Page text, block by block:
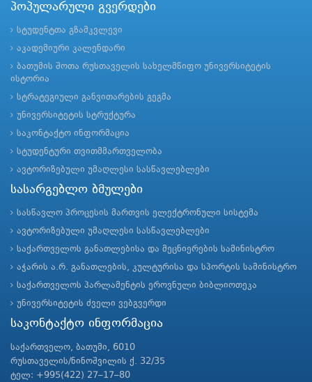
პოპულარული გვერდები
სტუდენტთა გზამკვლევი
აკადემიური კალენდარი
ბათუმის შოთა რუსთაველის სახელმწიფო უნივერსიტეტის
ისტორია
სტრატეგიული განვითარების გეგმა
უნივერსიტეტის სტრუქტურა
საკონტაქტო ინფორმაცია
სტუდენტური თვითმმართველობა
ავტორიზებული უმაღლესი სასწავლებლები
სასარგებლო ბმულები
სასწავლო პროცესის მართვის ელექტრონული სისტემა
ავტორიზებული უმაღლესი სასწავლებლები
საქართველოს განათლებისა და მეცნიერების სამინისტრო
აჭარის ა.რ. განათლების, კულტურისა და სპორტის სამინისტრო
საქართველოს პარლამენტის ეროვნული ბიბლიოთეკა
უნივერსიტეტის ძველი ვებგვერდი
საკონტაქტო ინფორმაცია
საქართველო, ბათუმი, 6010
რუსთაველის/ნინოშვილის ქ. 32/35
ტელ: +995(422) 27–17–80